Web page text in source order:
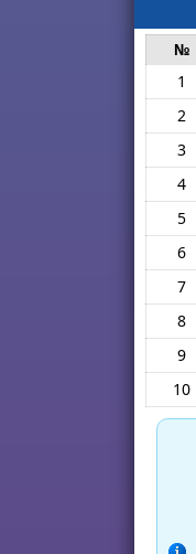
№
1
2
3
4
5
6
7
8
9
10